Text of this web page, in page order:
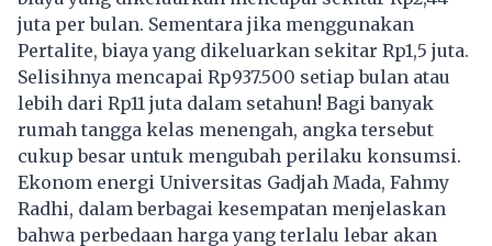
juta per bulan. Sementara jika menggunakan
Pertalite, biaya yang dikeluarkan sekitar Rp1,5 juta.
Selisihnya mencapai Rp937.500 setiap bulan atau
lebih dari Rp11 juta dalam setahun! Bagi banyak
rumah tangga kelas menengah, angka tersebut
cukup besar untuk mengubah perilaku konsumsi.
Ekonom energi Universitas Gadjah Mada, Fahmy
Radhi, dalam berbagai kesempatan menjelaskan
bahwa perbedaan harga yang terlalu lebar akan